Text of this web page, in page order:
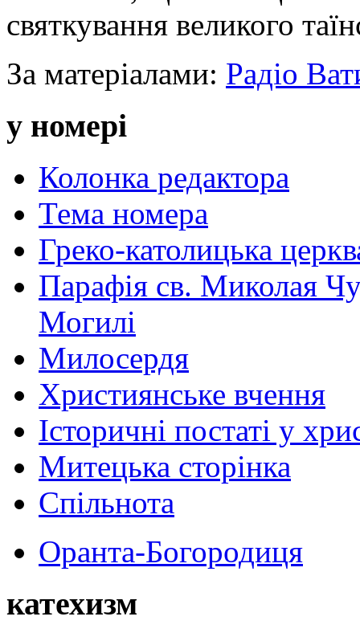
святкування великого
За матеріалами: Радіо
у номері
Колонка редактора
Тема номера
Греко-католицька
Парафія св. Миколая
Могилі
Милосердя
Християнське вчення
Історичні постаті у
Митецька сторінка
Спільнота
Оранта-Богородиця
катехизм